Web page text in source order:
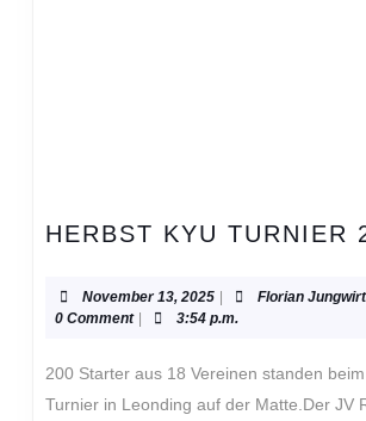
HERBST KYU TURNIER
November 13, 2025November
13,
| Florian
0 Comment | 3:54 p.m.
200 Starter aus 18 Vereinen standen beim Herbst Kyu –
Turnier in Leonding auf der Matte.Der JV